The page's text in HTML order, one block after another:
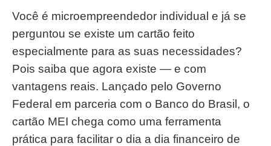
Você é microempreendedor individual e já se
perguntou se existe um cartão feito
especialmente para as suas necessidades?
Pois saiba que agora existe — e com
vantagens reais. Lançado pelo Governo
Federal em parceria com o Banco do Brasil, o
cartão MEI chega como uma ferramenta
prática para facilitar o dia a dia financeiro de